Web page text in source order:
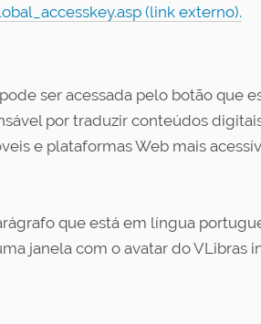
(link externo).
ser acessada pelo botão que
por traduzir conteúdos
e plataformas Web mais
que está em língua
janela com o avatar do